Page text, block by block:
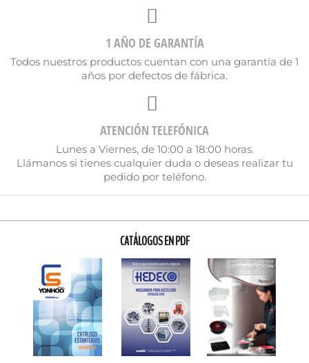
1 AÑO DE GARANTÍA
Todos nuestros productos cuentan con una garantía de 1
años por defectos de fábrica.
ATENCIÓN TELEFÓNICA
Lunes a Viernes, de 10:00 a 18:00 horas.
Llámanos si tienes cualquier duda o deseas realizar tu
pedido por teléfono.
CATÁLOGOS EN PDF